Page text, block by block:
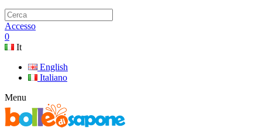
Accesso
0
It
English
Italiano
Menu